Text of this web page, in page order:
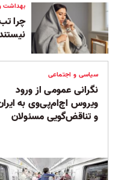
بهداشت
چرا
سیاسی و اجتماعی
نگرانی عمومی از ورود
ویروس اچ‌ام‌پی‌وی به
و تناقض‌گویی مسئولان